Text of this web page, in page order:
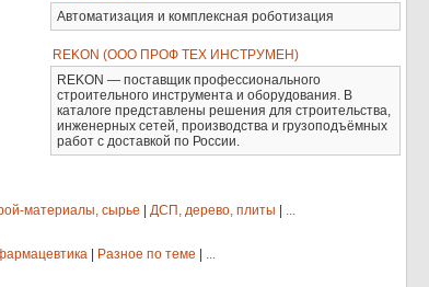
Автоматизация и комплексная роботизация
REKON (ООО ПРОФ ТЕХ ИНСТРУМЕН)
REKON — поставщик профессионального
строительного инструмента и оборудования. В
каталоге представлены решения для строительства,
инженерных сетей, производства и грузоподъёмных
работ с доставкой по России.
материалы, сырье ДСП, дерево, плиты
...
Разное по теме
...